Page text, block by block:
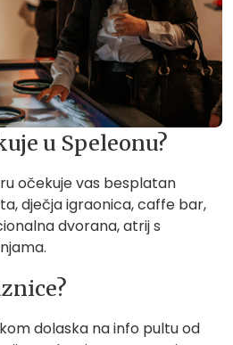
u Speleonu?
očekuje vas besplatan
dječja igraonica, caffe bar,
dvorana, atrij s
dolaska na info pultu od